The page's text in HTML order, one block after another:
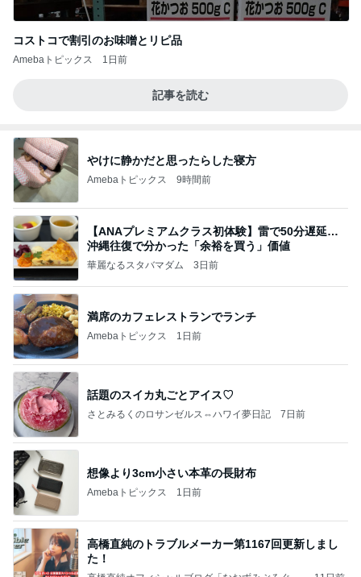
コストコで割引のお味噌とリピ品
Amebaトピックス 1日前
記事を読む
やけに静かだと思ったらした寝方
Amebaトピックス 9時間前
【ANAプレミアムクラス初体験】雷で50分遅延…
沖縄往復で分かった「余裕を買う」価値
華麗なるスタバマダム 3日前
満席のカフェレストランでランチ
Amebaトピックス 1日前
話題のスイカ丸ごとアイス♡
さとみるくのロサンゼルス⇔ハワイ夢日記 7日前
想像より3cm小さい本革の長財布
Amebaトピックス 1日前
高橋直純のトラブルメーカー第1167回更新しまし
た！